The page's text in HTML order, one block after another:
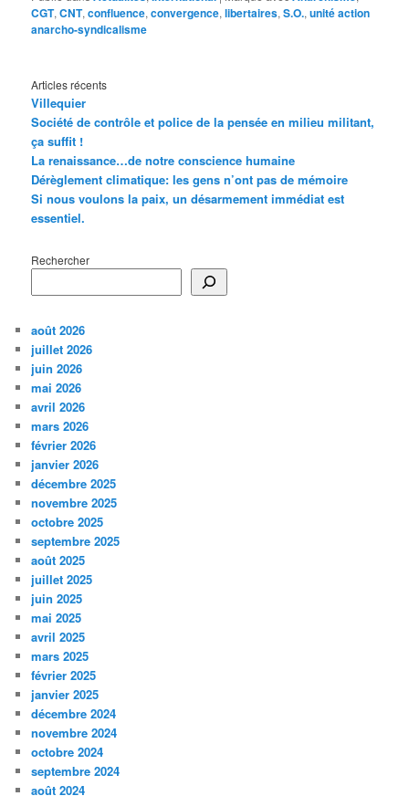
CGT,CNT,confluence,convergence,libertaires,S.O.,unité action
anarcho-syndicalisme
Articles récents
Villequier
Société de contrôle et police de la pensée en milieu militant,
ça suffit !
La renaissance…de notre conscience humaine
Dérèglement climatique: les gens n’ont pas de mémoire
Si nous voulons la paix, un désarmement immédiat est
essentiel.
Rechercher
août 2026
juillet 2026
juin 2026
mai 2026
avril 2026
mars 2026
février 2026
janvier 2026
décembre 2025
novembre 2025
octobre 2025
septembre 2025
août 2025
juillet 2025
juin 2025
mai 2025
avril 2025
mars 2025
février 2025
janvier 2025
décembre 2024
novembre 2024
octobre 2024
septembre 2024
août 2024